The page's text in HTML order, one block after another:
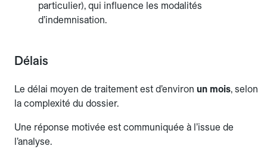
particulier), qui influence les modalités
d’indemnisation.
Délais
Le délai moyen de traitement est d’environ un mois, selon
la complexité du dossier.
Une réponse motivée est communiquée à l’issue de
l’analyse.